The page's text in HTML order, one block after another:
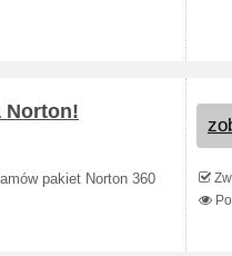
Norton!
pakiet Norton 360